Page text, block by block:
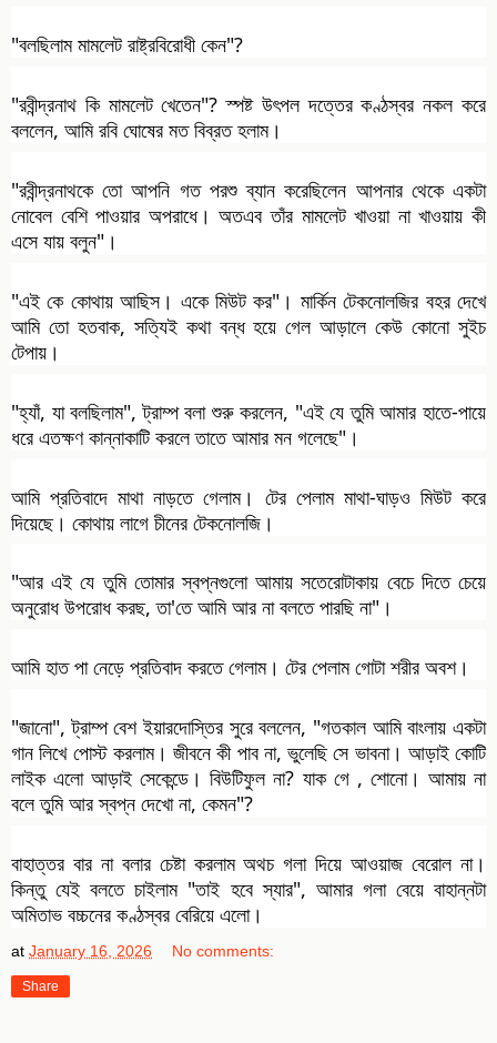
"বলছিলাম মামলেট রাষ্ট্রবিরোধী কেন"?
"রবীন্দ্রনাথ কি মামলেট খেতেন"? স্পষ্ট উৎপল দত্তের কণ্ঠস্বর নকল করে
বললেন, আমি রবি ঘোষের মত বিব্রত হলাম।
"রবীন্দ্রনাথকে তো আপনি গত পরশু ব্যান করেছিলেন আপনার থেকে একটা
নোবেল বেশি পাওয়ার অপরাধে। অতএব তাঁর মামলেট খাওয়া না খাওয়ায় কী
এসে যায় বলুন"।
"এই কে কোথায় আছিস। একে মিউট কর"। মার্কিন টেকনোলজির বহর দেখে
আমি তো হতবাক, সত্যিই কথা বন্ধ হয়ে গেল আড়ালে কেউ কোনো সুইচ
টেপায়।
"হ্যাঁ, যা বলছিলাম", ট্রাম্প বলা শুরু করলেন, "এই যে তুমি আমার হাতে-পায়ে
ধরে এতক্ষণ কান্নাকাটি করলে তাতে আমার মন গলেছে"।
আমি প্রতিবাদে মাথা নাড়তে গেলাম। টের পেলাম মাথা-ঘাড়ও মিউট করে
দিয়েছে। কোথায় লাগে চীনের টেকনোলজি।
"আর এই যে তুমি তোমার স্বপ্নগুলো আমায় সতেরোটাকায় বেচে দিতে চেয়ে
অনুরোধ উপরোধ করছ, তা'তে আমি আর না বলতে পারছি না"।
আমি হাত পা নেড়ে প্রতিবাদ করতে গেলাম। টের পেলাম গোটা শরীর অবশ।
"জানো", ট্রাম্প বেশ ইয়ারদোস্তির সুরে বললেন, "গতকাল আমি বাংলায় একটা
গান লিখে পোস্ট করলাম। জীবনে কী পাব না, ভুলেছি সে ভাবনা। আড়াই কোটি
লাইক এলো আড়াই সেকেন্ডে। বিউটিফুল না? যাক গে , শোনো। আমায় না
বলে তুমি আর স্বপ্ন দেখো না, কেমন"?
বাহাত্তর বার না বলার চেষ্টা করলাম অথচ গলা দিয়ে আওয়াজ বেরোল না।
কিন্তু যেই বলতে চাইলাম "তাই হবে স্যার", আমার গলা বেয়ে বাহান্নটা
অমিতাভ বচ্চনের কণ্ঠস্বর বেরিয়ে এলো।
at January 16, 2026 No comments:
Share